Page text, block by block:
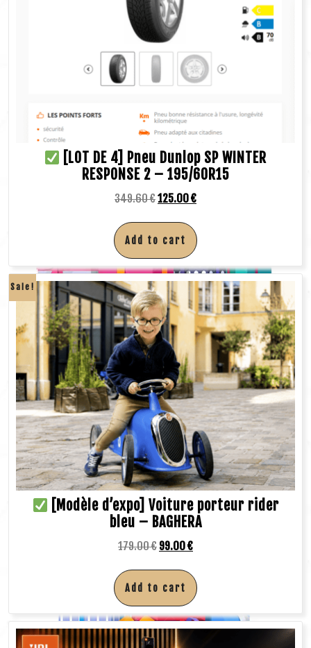
[LOT DE 4] Pneu Dunlop SP WINTER
RESPONSE 2 – 195/60R15
349.60€125.00€
Add to cart
Sale!
[Modèle d’expo] Voiture porteur rider
bleu – BAGHERA
179.00€ 99.00€
Add to cart